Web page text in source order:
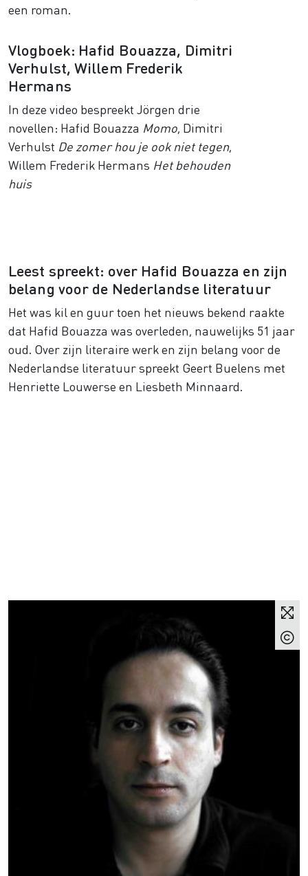
een roman.
Vlogboek: Hafid Bouazza, Dimitri
Verhulst, Willem Frederik
Hermans
In deze video bespreekt Jörgen drie
novellen: Hafid Bouazza Momo , Dimitri
Verhulst De zomer hou je ook niet tegen,
Willem Frederik Hermans Het behouden
huis
Leest spreekt: over Hafid Bouazza en zijn
belang voor de Nederlandse literatuur
Het was kil en guur toen het nieuws bekend raakte
dat Hafid Bouazza was overleden, nauwelijks 51 jaar
oud. Over zijn literaire werk en zijn belang voor de
Nederlandse literatuur spreekt Geert Buelens met
Henriette Louwerse en Liesbeth Minnaard.